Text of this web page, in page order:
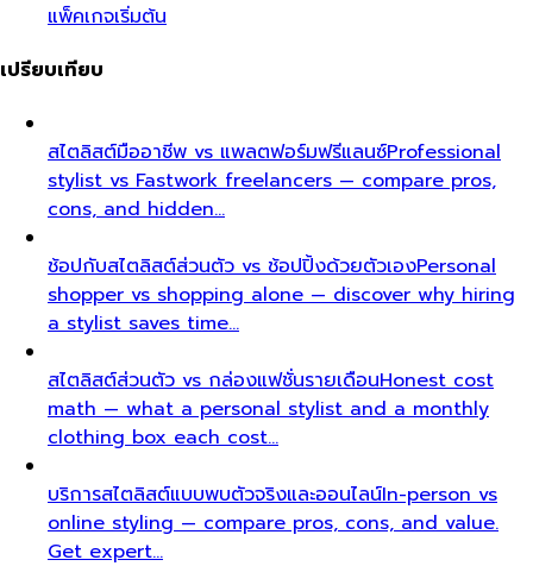
แพ็คเกจเริ่มต้น
เปรียบเทียบ
สไตลิสต์มืออาชีพ vs แพลตฟอร์มฟรีแลนซ์Professional
stylist vs Fastwork freelancers — compare pros,
cons, and hidden…
ช้อปกับสไตลิสต์ส่วนตัว vs ช้อปปิ้งด้วยตัวเองPersonal
shopper vs shopping alone — discover why hiring
a stylist saves time…
สไตลิสต์ส่วนตัว vs กล่องแฟชั่นรายเดือนHonest cost
math — what a personal stylist and a monthly
clothing box each cost…
บริการสไตลิสต์แบบพบตัวจริงและออนไลน์In-person vs
online styling — compare pros, cons, and value.
Get expert…